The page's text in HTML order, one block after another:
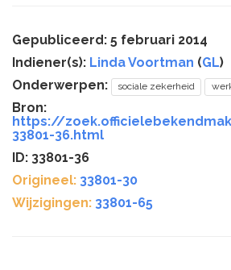
Gepubliceerd: 5 februari 2014
Indiener(s): Linda Voortman (GL)
Onderwerpen:
sociale zekerheid
Bron:
https://
33801-36.html
ID: 33801-36
Origineel: 33801-30
Wijzigingen: 33801-65